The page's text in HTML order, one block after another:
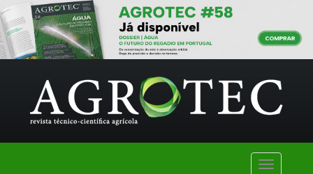
Toggle